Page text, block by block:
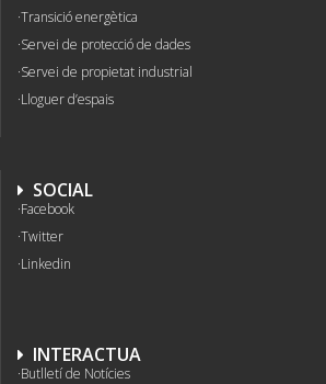
Transició energètica
Servei de protecció de dades
Servei de propietat industrial
Lloguer d’espais
SOCIAL
Facebook
Twitter
Linkedin
INTERACTUA
Butlletí de Notícies